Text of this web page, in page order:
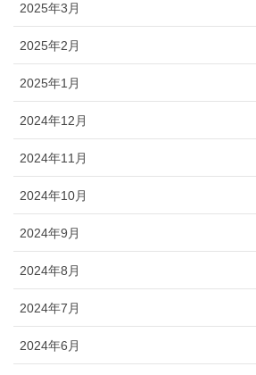
2025年3月
2025年2月
2025年1月
2024年12月
2024年11月
2024年10月
2024年9月
2024年8月
2024年7月
2024年6月